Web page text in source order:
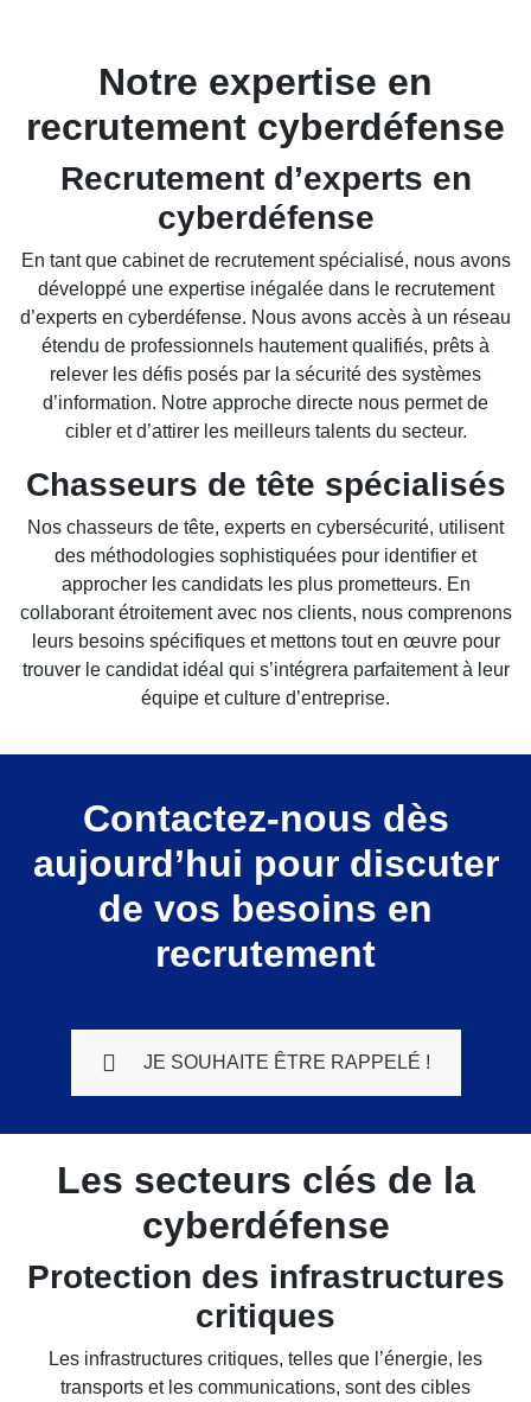
Notre expertise en
recrutement cyberdéfense
Recrutement d’experts en
cyberdéfense
En tant que cabinet de recrutement spécialisé, nous avons
développé une expertise inégalée dans le recrutement
d’experts en cyberdéfense. Nous avons accès à un réseau
étendu de professionnels hautement qualifiés, prêts à
relever les défis posés par la sécurité des systèmes
d’information. Notre approche directe nous permet de
cibler et d’attirer les meilleurs talents du secteur.
Chasseurs de tête spécialisés
Nos chasseurs de tête, experts en cybersécurité, utilisent
des méthodologies sophistiquées pour identifier et
approcher les candidats les plus prometteurs. En
collaborant étroitement avec nos clients, nous comprenons
leurs besoins spécifiques et mettons tout en œuvre pour
trouver le candidat idéal qui s’intégrera parfaitement à leur
équipe et culture d’entreprise.
Contactez-nous dès
aujourd’hui pour discuter
de vos besoins en
recrutement
JE SOUHAITE ÊTRE RAPPELÉ !
Les secteurs clés de la
cyberdéfense
Protection des infrastructures
critiques
Les infrastructures critiques, telles que l’énergie, les
transports et les communications, sont des cibles